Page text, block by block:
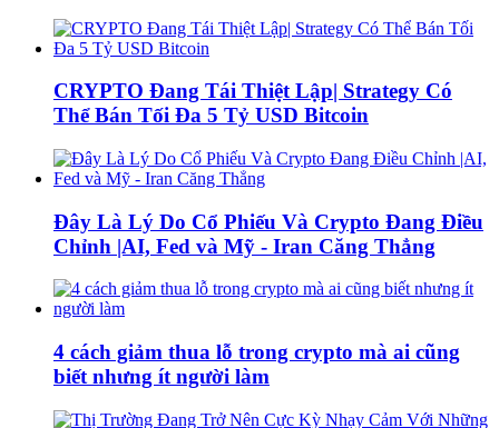
CRYPTO Đang Tái Thiệt Lập| Strategy Có
Thể Bán Tối Đa 5 Tỷ USD Bitcoin
Đây Là Lý Do Cổ Phiếu Và Crypto Đang Điều
Chỉnh |AI, Fed và Mỹ - Iran Căng Thẳng
4 cách giảm thua lỗ trong crypto mà ai cũng
biết nhưng ít người làm